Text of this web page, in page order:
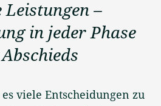
Leistungen –
in jeder Phase
viele Entscheidungen zu